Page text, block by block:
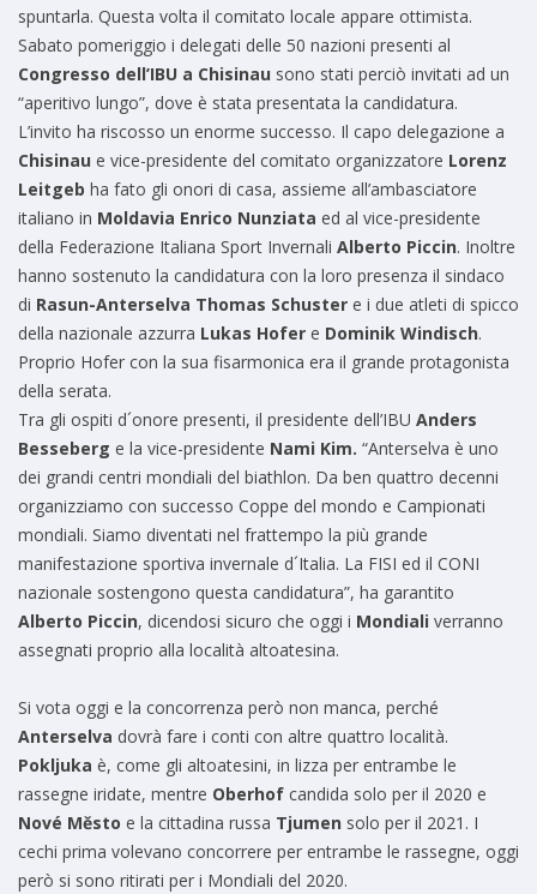
spuntarla. Questa volta il comitato locale appare ottimista.
Sabato pomeriggio i delegati delle 50 nazioni presenti al
Congresso dell’IBU a Chisinau sono stati perciò invitati ad un
“aperitivo lungo”, dove è stata presentata la candidatura.
L’invito ha riscosso un enorme successo. Il capo delegazione a
Chisinau e vice-presidente del comitato organizzatore Lorenz
Leitgeb ha fato gli onori di casa, assieme all’ambasciatore
italiano in Moldavia Enrico Nunziata ed al vice-presidente
della Federazione Italiana Sport Invernali Alberto Piccin. Inoltre
hanno sostenuto la candidatura con la loro presenza il sindaco
di Rasun-Anterselva Thomas Schuster e i due atleti di spicco
della nazionale azzurra Lukas Hofer e Dominik Windisch.
Proprio Hofer con la sua fisarmonica era il grande protagonista
della serata.
Tra gli ospiti d´onore presenti, il presidente dell’IBU Anders
Besseberg e la vice-presidente Nami Kim. “Anterselva è uno
dei grandi centri mondiali del biathlon. Da ben quattro decenni
organizziamo con successo Coppe del mondo e Campionati
mondiali. Siamo diventati nel frattempo la più grande
manifestazione sportiva invernale d´Italia. La FISI ed il CONI
nazionale sostengono questa candidatura”, ha garantito
Alberto Piccin, dicendosi sicuro che oggi i Mondiali verranno
assegnati proprio alla località altoatesina.
Si vota oggi e la concorrenza però non manca, perché
Anterselva dovrà fare i conti con altre quattro località.
Pokljuka è, come gli altoatesini, in lizza per entrambe le
rassegne iridate, mentre Oberhof candida solo per il 2020 e
Nové Město e la cittadina russa Tjumen solo per il 2021. I
cechi prima volevano concorrere per entrambe le rassegne, oggi
però si sono ritirati per i Mondiali del 2020.